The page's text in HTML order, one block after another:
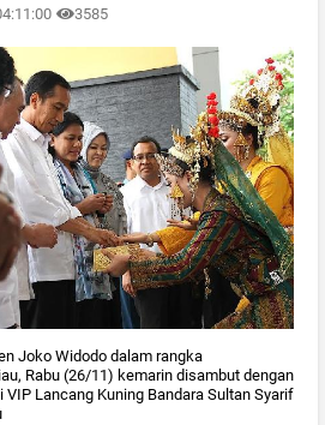
3585
Joko Widodo dalam rangka
Rabu (26/11) kemarin disambut dengan
VIP Lancang Kuning Bandara Sultan Syarif